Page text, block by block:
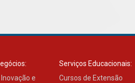
e
Serviços Educacionais:
Cursos de Extensão